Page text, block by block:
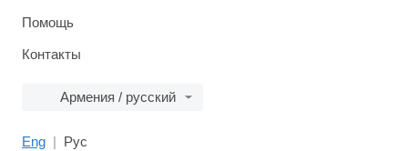
Помощь
Контакты
Армения / русский
Eng Рус